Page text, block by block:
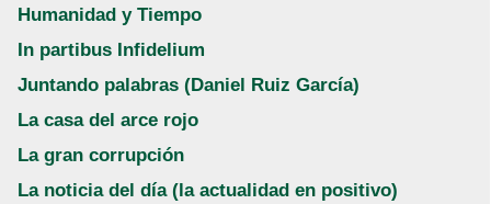
Humanidad y Tiempo
In partibus Infidelium
Juntando palabras (Daniel Ruiz García)
La casa del arce rojo
La gran corrupción
La noticia del día (la actualidad en positivo)